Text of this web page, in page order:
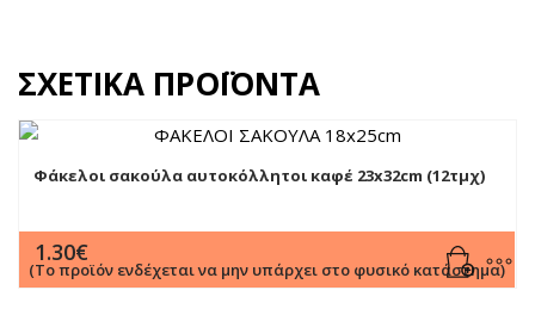
ΣΧΕΤΙΚΆ ΠΡΟΪΌΝΤΑ
Φάκελοι σακούλα αυτοκόλλητοι καφέ 23x32cm (12τμχ)
1.30€
(Το προϊόν ενδέχεται να μην υπάρχει στο φυσικό κατάστημα)